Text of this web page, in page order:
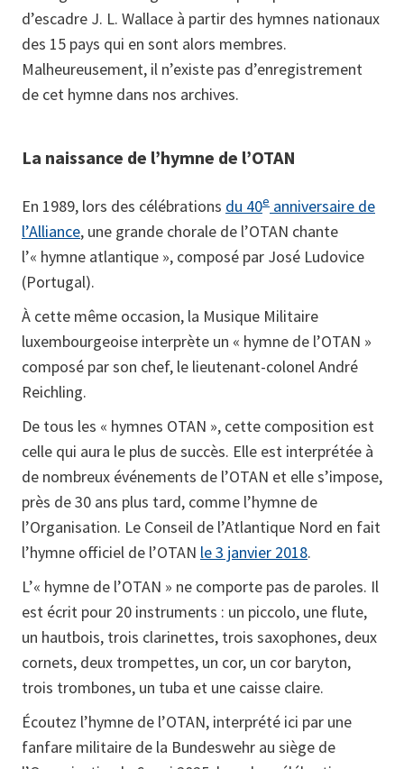
d’escadre J. L. Wallace à partir des hymnes nationaux
des 15 pays qui en sont alors membres.
Malheureusement, il n’existe pas d’enregistrement
de cet hymne dans nos archives.
La naissance de l’hymne de l’OTAN
En 1989, lors des célébrations du 40e anniversaire de
l’Alliance, une grande chorale de l’OTAN chante
l’« hymne atlantique », composé par José Ludovice
(Portugal).
À cette même occasion, la Musique Militaire
luxembourgeoise interprète un « hymne de l’OTAN »
composé par son chef, le lieutenant-colonel André
Reichling.
De tous les « hymnes OTAN », cette composition est
celle qui aura le plus de succès. Elle est interprétée à
de nombreux événements de l’OTAN et elle s’impose,
près de 30 ans plus tard, comme l’hymne de
l’Organisation. Le Conseil de l’Atlantique Nord en fait
l’hymne officiel de l’OTAN le 3 janvier 2018.
L’« hymne de l’OTAN » ne comporte pas de paroles. Il
est écrit pour 20 instruments : un piccolo, une flute,
un hautbois, trois clarinettes, trois saxophones, deux
cornets, deux trompettes, un cor, un cor baryton,
trois trombones, un tuba et une caisse claire.
Écoutez l’hymne de l’OTAN, interprété ici par une
fanfare militaire de la Bundeswehr au siège de